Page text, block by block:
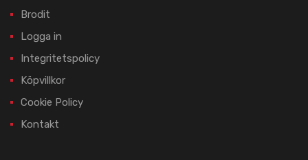
Brodit
Logga in
Integritetspolicy
Köpvillkor
Cookie Policy
Kontakt